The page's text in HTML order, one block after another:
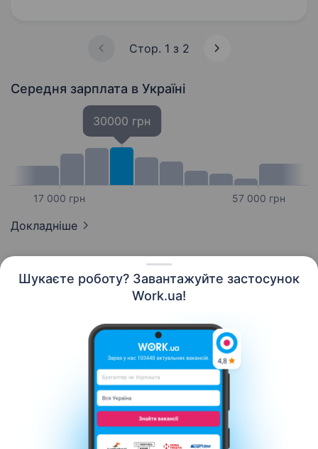
Шукаєте роботу? Завантажуйте застосунок
Work.ua!
Стор. 1 з 2
Середня зарплата в Україні
17 000 грн
30000 грн
57 000 грн
Докладніше
Контакти Про нас
Кар’єра